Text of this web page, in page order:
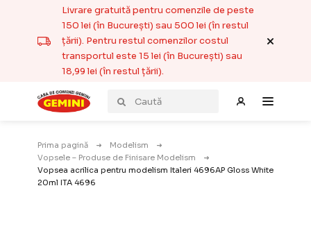
Livrare gratuită pentru comenzile de peste
150 lei (în București) sau 500 lei (în restul
țării). Pentru restul comenzilor costul
transportul este 15 lei (în București) sau
18,99 lei (în restul țării).
Prima pagină
Modelism
Vopsele – Produse de Finisare Modelism
Vopsea acrilica pentru modelism Italeri 4696AP Gloss White
20ml ITA 4696